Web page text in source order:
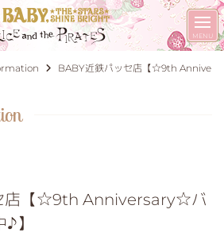
BABY近鉄パッセ店【☆9th
店【☆9th Anniversary☆バ
】